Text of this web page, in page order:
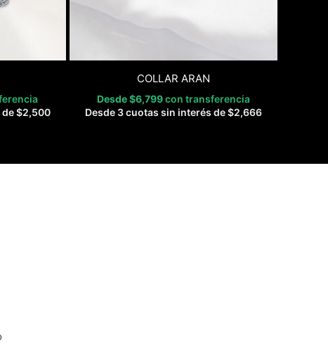
de$2,500
COLLAR ARAN
Desde$6,799con transferencia
Desde 3 cuotas sin interés de$2,666